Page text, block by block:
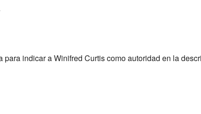
para indicar a Winifred Curtis como autoridad en la